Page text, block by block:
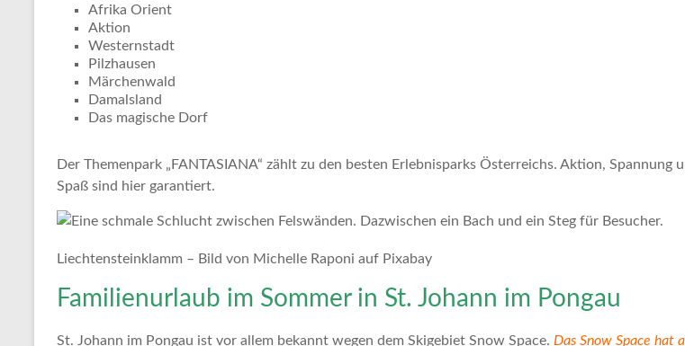
Afrika Orient
Aktion
Westernstadt
Pilzhausen
Märchenwald
Damalsland
Das magische Dorf
Der Themenpark „FANTASIANA“ zählt zu den besten Erlebnisparks Österreichs. Aktion, Spannung
Spaß sind hier garantiert.
Liechtensteinklamm – Bild von Michelle Raponi auf Pixabay
Familienurlaub im Sommer in St. Johann im Pongau
St. Johann im Pongau ist vor allem bekannt wegen dem Skigebiet Snow Space. Das Snow Space hat